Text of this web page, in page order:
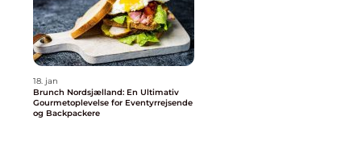
18. jan
Brunch Nordsjælland: En Ultimativ
Gourmetoplevelse for Eventyrrejsende
og Backpackere